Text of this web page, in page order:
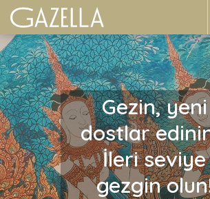
Gezin, yeni
dostlar
İleri seviye
gezgin